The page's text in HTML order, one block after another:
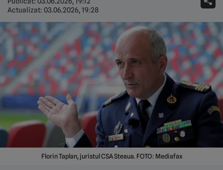
Actualizat: 03.06.2026, 19:28
Florin Taplan, juristul CSA Steaua. FOTO: Mediafax